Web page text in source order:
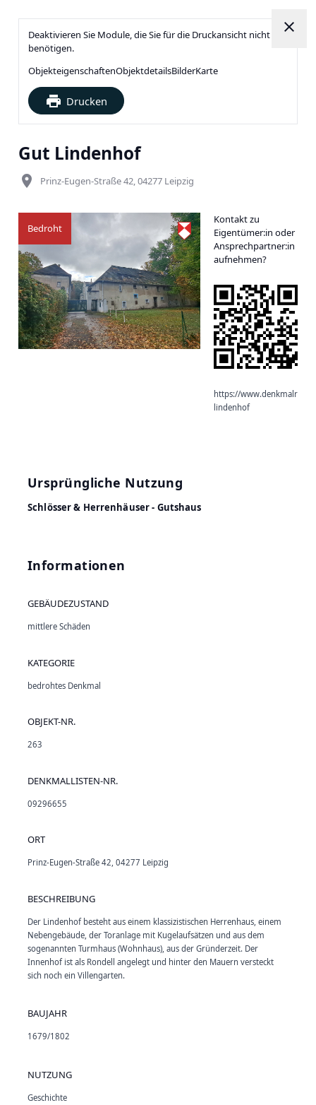
Deaktivieren Sie Module, die Sie für die Druckansicht nicht
benötigen.
ObjekteigenschaftenObjektdetailsBilderKarte
print Drucken
close
Gut Lindenhof
place Prinz-Eugen-Straße 42, 04277 Leipzig
Bedroht
Kontakt zu
Eigentümer:in oder
Ansprechpartner:in
aufnehmen?
https://
lindenhof
Ursprüngliche Nutzung
Schlösser & Herrenhäuser - Gutshaus
Informationen
GEBÄUDEZUSTAND
mittlere Schäden
KATEGORIE
bedrohtes Denkmal
OBJEKT-NR.
263
DENKMALLISTEN-NR.
09296655
ORT
Prinz-Eugen-Straße 42, 04277 Leipzig
BESCHREIBUNG
Der Lindenhof besteht aus einem klassizistischen Herrenhaus, einem
Nebengebäude, der Toranlage mit Kugelaufsätzen und aus dem
sogenannten Turmhaus (Wohnhaus), aus der Gründerzeit. Der
Innenhof ist als Rondell angelegt und hinter den Mauern versteckt
sich noch ein Villengarten.
BAUJAHR
1679/1802
NUTZUNG
Geschichte